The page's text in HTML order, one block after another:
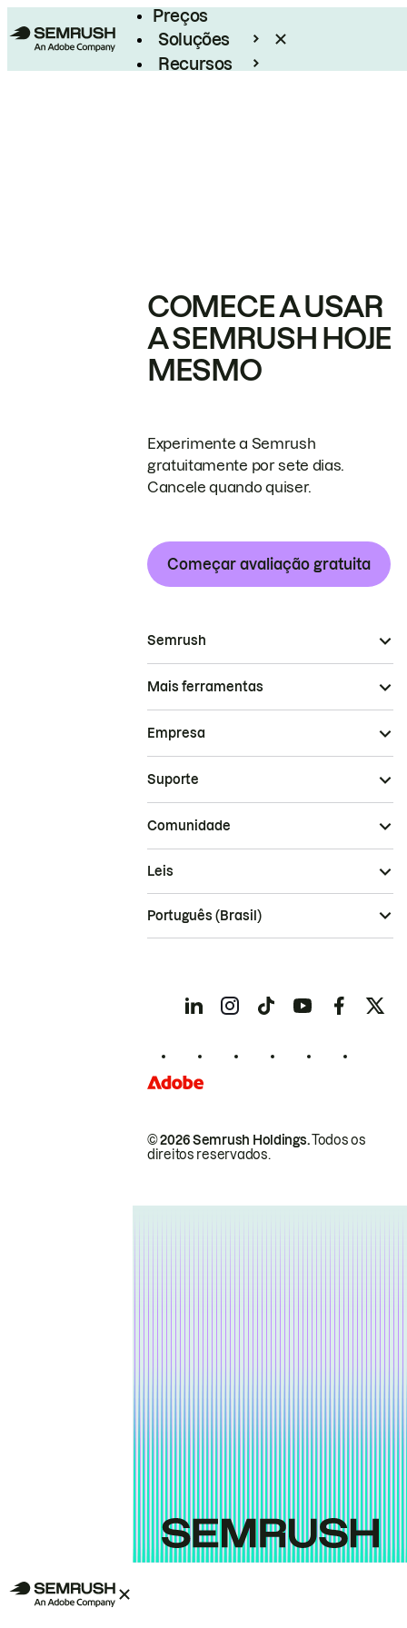
Preços
Soluções
Recursos
COMECE A USAR
A SEMRUSH HOJE
MESMO
Experimente a Semrush
gratuitamente por sete dias.
Cancele quando quiser.
Começar avaliação gratuita
Semrush
Mais ferramentas
Empresa
Suporte
Comunidade
© 2026 Semrush Holdings.Todos os
direitos reservados.
Leis
Português (Brasil)